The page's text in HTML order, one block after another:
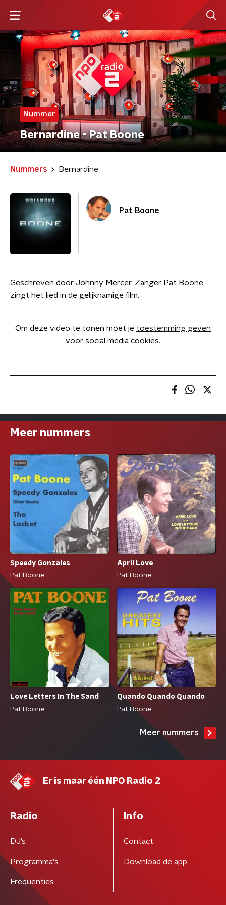
Nummer
Bernardine - Pat Boone
Nummers Bernardine
Pat Boone
Geschreven door Johnny Mercer. Zanger Pat Boone
zingt het lied in de gelijknamige film.
Om deze video te tonen moet je toestemming geven
voor social media cookies.
Meer nummers
Speedy Gonzales
Pat Boone
April Love
Pat Boone
Love Letters In The Sand
Pat Boone
Quando Quando Quando
Pat Boone
Meer nummers
Er is maar één NPO Radio 2
Radio
DJ’s
Programma's
Frequenties
Info
Contact
Download de app